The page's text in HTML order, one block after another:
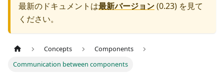
最新のドキュメントは最新バージョン(0.23) を見て
ください。
Concepts
Components
Communication between components